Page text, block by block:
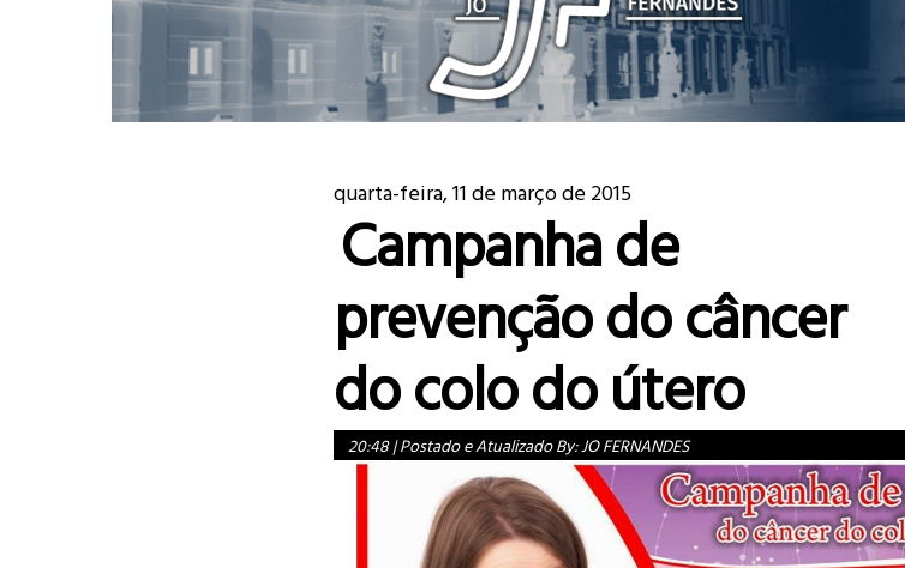
quarta-feira, 11 de março de 2015
Campanha de
prevenção do câncer
do colo do útero
20:48|Postado e Atualizado By:JO FERNANDES